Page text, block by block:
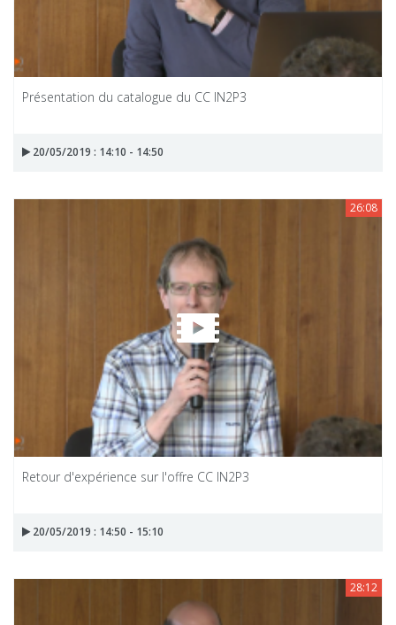
Présentation du catalogue du CC IN2P3
20/05/2019 : 14:10 - 14:50
26:08
Retour d'expérience sur l'offre CC IN2P3
20/05/2019 : 14:50 - 15:10
28:12